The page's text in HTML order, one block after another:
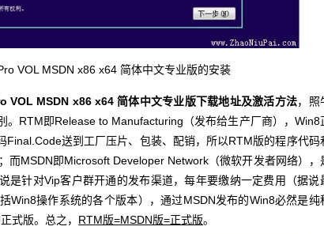
VOL MSDN x86 x64 简体中文专业版的安装
VOL MSDN x86 x64 简体中文专业版下载地址及激活方法，照
。RTM即Release to Manufacturing（发布给生产厂商），Win8
送到工厂压片、包装、配销，所以RTM版的程序代码
而MSDN即Microsoft Developer Network（微软开发者网络），
是针对Vip客户群开通的发布渠道，每年要缴纳一定费用（据说
Win8操作系统的各个版本），通过MSDN发布的Win8必然是纯
式版。总之， RTM版=MSDN版=正式版。